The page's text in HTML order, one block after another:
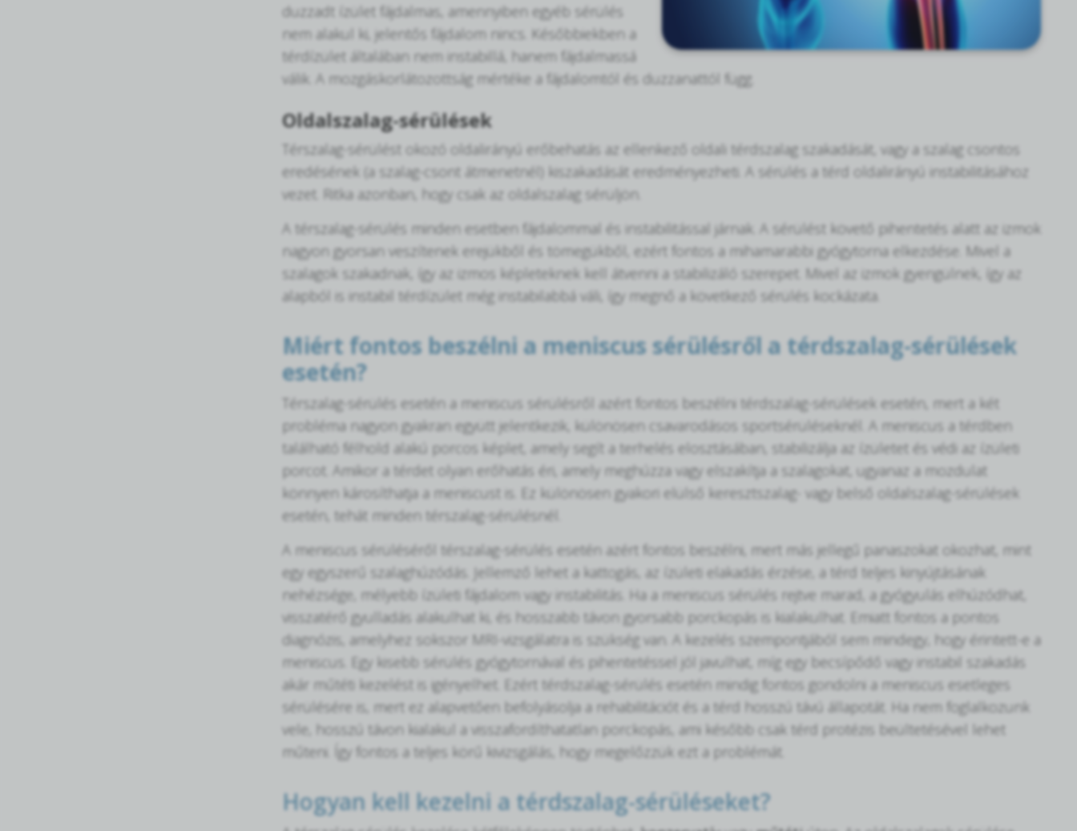
duzzadt ízület fájdalmas, amennyiben egyéb sérülés
nem alakul ki, jelentős fájdalom nincs. Későbbiekben a
térdízület általában nem instabillá, hanem fájdalmassá
válik. A mozgáskorlátozottság mértéke a fájdalomtól és duzzanattól függ.
Oldalszalag-sérülések
Térszalag-sérülést okozó oldalirányú erőbehatás az ellenkező oldali térdszalag szakadását, vagy a szalag csontos
eredésének (a szalag-csont átmenetnél) kiszakadását eredményezheti. A sérülés a térd oldalirányú instabilitásához
vezet. Ritka azonban, hogy csak az oldalszalag sérüljön.
A térszalag-sérülés minden esetben fájdalommal és instabilitással járnak. A sérülést követő pihentetés alatt az izmok
nagyon gyorsan veszítenek erejükből és tömegükből, ezért fontos a mihamarabbi gyógytorna elkezdése. Mivel a
szalagok szakadnak, így az izmos képleteknek kell átvenni a stabilizáló szerepet. Mivel az izmok gyengülnek, így az
alapból is instabil térdízület még instabilabbá váli, így megnő a következő sérülés kockázata.
Miért fontos beszélni a meniscus sérülésről a térdszalag-sérülések
esetén?
Térszalag-sérülés esetén a meniscus sérülésről azért fontos beszélni térdszalag-sérülések esetén, mert a két
probléma nagyon gyakran együtt jelentkezik, különösen csavarodásos sportsérüléseknél. A meniscus a térdben
található félhold alakú porcos képlet, amely segít a terhelés elosztásában, stabilizálja az ízületet és védi az ízületi
porcot. Amikor a térdet olyan erőhatás éri, amely meghúzza vagy elszakítja a szalagokat, ugyanaz a mozdulat
könnyen károsíthatja a meniscust is. Ez különösen gyakori elülső keresztszalag- vagy belső oldalszalag-sérülések
esetén, tehát minden térszalag-sérülésnél.
A meniscus sérüléséről térszalag-sérülés esetén azért fontos beszélni, mert más jellegű panaszokat okozhat, mint
egy egyszerű szalaghúzódás. Jellemző lehet a kattogás, az ízületi elakadás érzése, a térd teljes kinyújtásának
nehézsége, mélyebb ízületi fájdalom vagy instabilitás. Ha a meniscus sérülés rejtve marad, a gyógyulás elhúzódhat,
visszatérő gyulladás alakulhat ki, és hosszabb távon gyorsabb porckopás is kialakulhat. Emiatt fontos a pontos
diagnózis, amelyhez sokszor MRI-vizsgálatra is szükség van. A kezelés szempontjából sem mindegy, hogy érintett-e a
meniscus. Egy kisebb sérülés gyógytornával és pihentetéssel jól javulhat, míg egy becsípődő vagy instabil szakadás
akár műtéti kezelést is igényelhet. Ezért térdszalag-sérülés esetén mindig fontos gondolni a meniscus esetleges
sérülésére is, mert ez alapvetően befolyásolja a rehabilitációt és a térd hosszú távú állapotát. Ha nem foglalkozunk
vele, hosszú távon kialakul a visszafordíthatatlan porckopás, ami később csak térd protézis beültetésével lehet
műteni. Így fontos a teljes körű kivizsgálás, hogy megelőzzük ezt a problémát.
Hogyan kell kezelni a térdszalag-sérüléseket?